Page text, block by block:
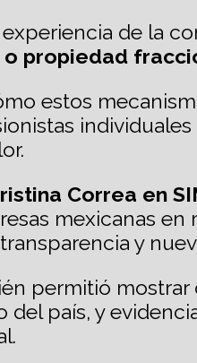
de la
o propiedad
estos
Correa en
mexicanas
y
permitió mostrar
del país, y